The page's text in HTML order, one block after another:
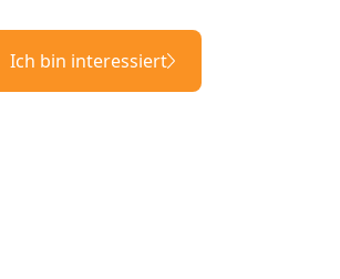
Ich bin interessiert